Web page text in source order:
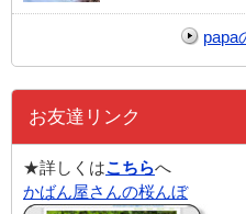
papa
お友達リンク
★詳しくはこちらへ
かばん屋さんの桜んぼ